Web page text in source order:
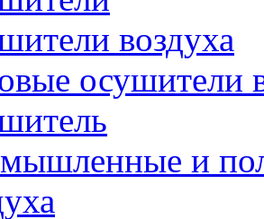
воздуха
осушители
и